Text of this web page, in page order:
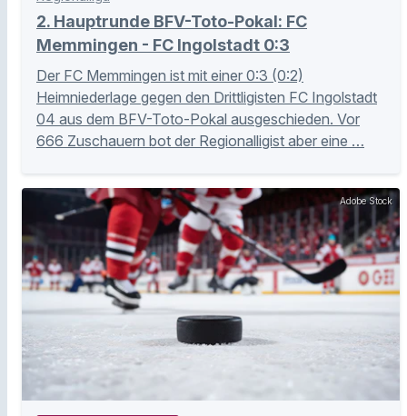
2. Hauptrunde BFV-Toto-Pokal: FC
Memmingen - FC Ingolstadt 0:3
Der FC Memmingen ist mit einer 0:3 (0:2)
Heimniederlage gegen den Drittligisten FC Ingolstadt
04 aus dem BFV-Toto-Pokal ausgeschieden. Vor
666 Zuschauern bot der Regionalligist aber eine …
Adobe Stock